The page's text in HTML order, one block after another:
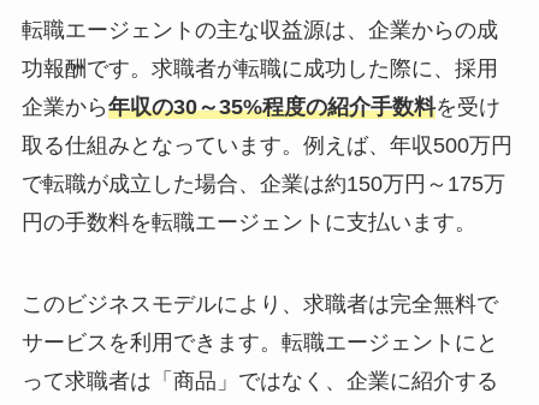
転職エージェントの主な収益源は、 企業からの成
功報酬です。求職者が転職に成功した際に、採用
企業から年収の30～35%程度の紹介手数料を受け
取る仕組みとなっています。例えば、年収500万円
で転職が成立した場合、企業は約150万円～175万
円の手数料を転職エージェントに支払います。
このビジネスモデルにより、 求職者は完全無料で
サービスを利用 できます。転職エージェントにと
って求職者は「商品」ではなく、企業に紹介する